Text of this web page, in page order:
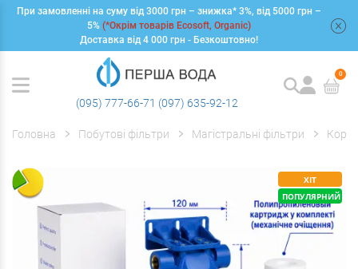
При замовленні на суму від 3000 грн – знижка* 3%, від 5000 грн –
5% (*Окрім товарів Ecosoft, Organic)
Доставка від 4 000 грн - Безкоштовно!
(095) 777-66-71 (097) 635-92-12
0
Головна Побутові фільтри Магістральні фільтри
ХІТ
ПОПУЛЯРНИЙ